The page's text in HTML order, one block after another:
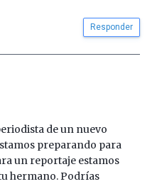
Responder
de un nuevo
preparando para
un reportaje estamos
hermano. Podrías